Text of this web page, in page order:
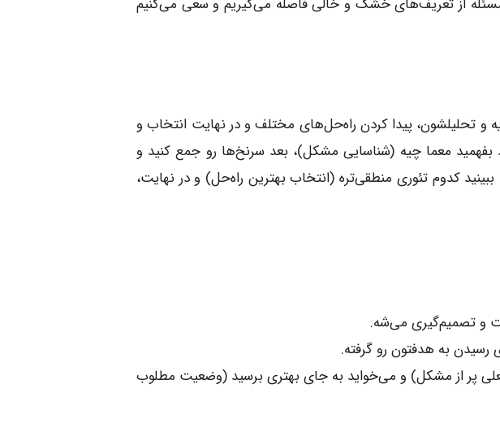
و تحلیلشون، پیدا کردن راه‌حل‌های مختلف و در نهایت انتخاب و
بفهمید معما چیه (شناسایی مشکل)، بعد سرنخ‌ها رو جمع کنید و
کدوم تئوری منطقی‌تره (انتخاب بهترین راه‌حل) و در نهایت،
و تصمیم‌گیری می‌شه.
رسیدن به هدفتون رو گرفته.
پر از مشکل) و می‌خواید به جای بهتری برسید (وضعیت مطلوب